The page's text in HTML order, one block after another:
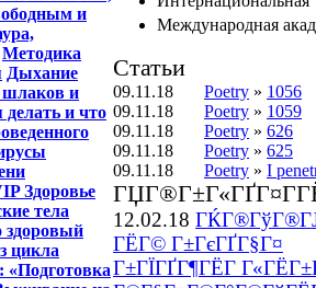
и
Методика
Дыхание
и
делать и что
Здоровье
тела
здоровый
цикла
«Подготовка
Международная
Статьи
09.11.18 Poetry » 1056
09.11.18
Poetry » 1059
09.11.18
Poetry » 626
09.11.18
Poetry » 625
09.11.18
Poetry » I
12.02.18
ГЁГ© Г±ГєГҐГ§Г¤
Г±ГЇГҐГ¶ГЁГ